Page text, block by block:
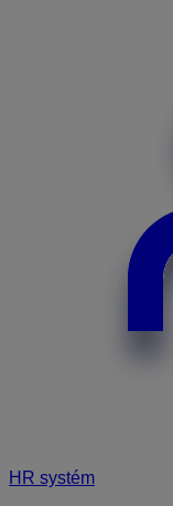
HR systém